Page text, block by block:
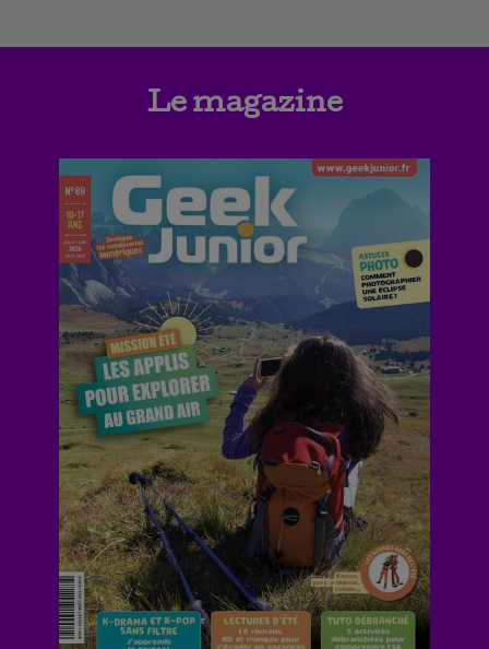
Le magazine